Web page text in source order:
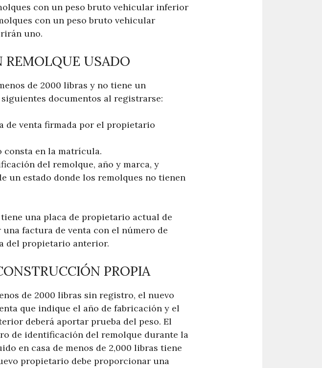
con un peso bruto vehicular inferior
con un peso bruto vehicular
uno.
REMOLQUE USADO
de 2000 libras y no tiene un
documentos al registrarse:
de venta firmada por el propietario
consta en la matrícula.
del remolque, año y marca, y
un estado donde los remolques no tienen
una placa de propietario actual de
factura de venta con el número de
del propietario anterior.
PROPIA
de 2000 libras sin registro, el nuevo
que indique el año de fabricación y el
deberá aportar prueba del peso. El
de identificación del remolque durante la
en casa de menos de 2,000 libras tiene
propietario debe proporcionar una